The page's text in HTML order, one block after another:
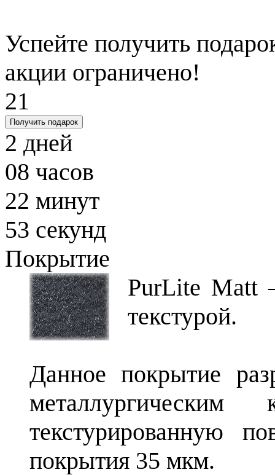
Успейте получить
акции ограничено!
21
Получить подарок
2 дней
08 часов
22 минут
52 секунд
Покрытие
PurLite Matt
текстурой.
Данное покрытие
текстурированную
покрытия 35 мкм.